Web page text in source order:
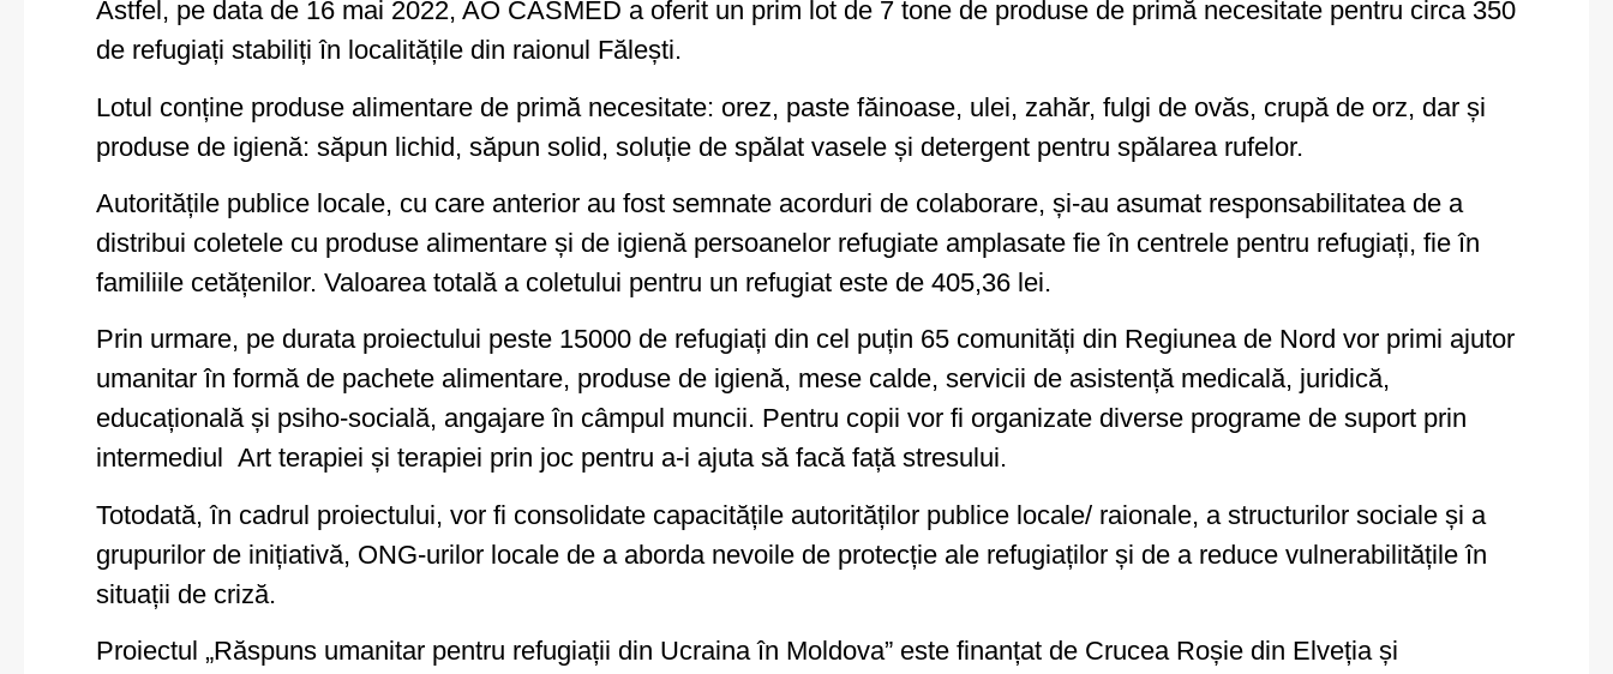
Astfel, pe data de 16 mai 2022, AO CASMED a oferit un prim lot de 7 tone de produse de primă necesitate pentru circa 350
de refugiați stabiliți în localitățile din raionul Fălești.
Lotul conține produse alimentare de primă necesitate: orez, paste făinoase, ulei, zahăr, fulgi de ovăs, crupă de orz, dar și
produse de igienă: săpun lichid, săpun solid, soluție de spălat vasele și detergent pentru spălarea rufelor.
Autoritățile publice locale, cu care anterior au fost semnate acorduri de colaborare, și-au asumat responsabilitatea de a
distribui coletele cu produse alimentare și de igienă persoanelor refugiate amplasate fie în centrele pentru refugiați, fie în
familiile cetățenilor. Valoarea totală a coletului pentru un refugiat este de 405,36 lei.
Prin urmare, pe durata proiectului peste 15000 de refugiați din cel puțin 65 comunități din Regiunea de Nord vor primi ajutor
umanitar în formă de pachete alimentare, produse de igienă, mese calde, servicii de asistență medicală, juridică,
educațională și psiho-socială, angajare în câmpul muncii. Pentru copii vor fi organizate diverse programe de suport prin
intermediul Art terapiei și terapiei prin joc pentru a-i ajuta să facă față stresului.
Totodată, în cadrul proiectului, vor fi consolidate capacitățile autorităților publice locale/ raionale, a structurilor sociale și a
grupurilor de inițiativă, ONG-urilor locale de a aborda nevoile de protecție ale refugiaților și de a reduce vulnerabilitățile în
situații de criză.
Proiectul „Răspuns umanitar pentru refugiații din Ucraina în Moldova” este finanțat de Crucea Roșie din Elveția și